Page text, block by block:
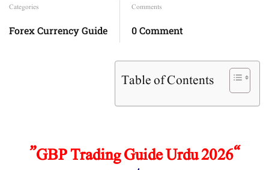
Categories
Forex Currency Guide
Comments
0 Comment
Table of Contents
“GBP Trading Guide Urdu 2026”